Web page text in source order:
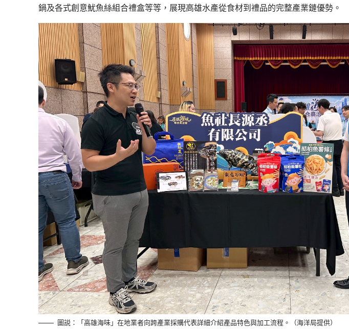
鍋及各式創意魷魚絲組合禮盒等等，展現高雄水產從食材到禮品的完整產業鏈優勢。
圖説：「高雄海味」在地業者向跨產業採購代表詳細介紹產品特色與加工流程。（海洋局提供）